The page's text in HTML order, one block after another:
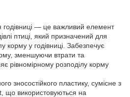
— це важливий елемент
птиці, який призначений для
корму у годівниці. Забезпечує
зменшуючи втрати та
рівномірному розподілу корму
зносостійкого пластику, сумісне з
що використовуються на